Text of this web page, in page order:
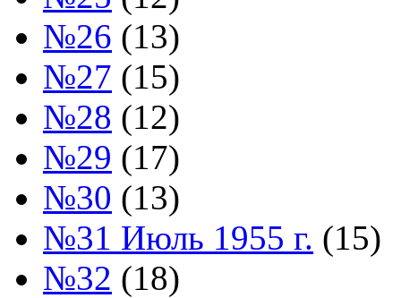
№26 (13)
№27 (15)
№28 (12)
№29 (17)
№30 (13)
№31 Июль 1955 г. (15)
№32 (18)